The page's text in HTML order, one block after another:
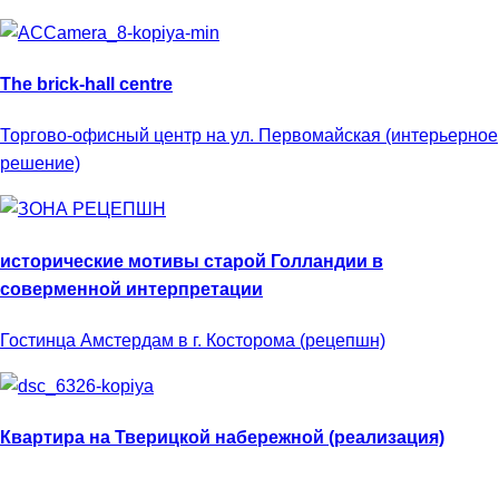
The brick-hall centre
Торгово-офисный центр на ул. Первомайская (интерьерное
решение)
исторические мотивы старой Голландии в
соверменной интерпретации
Гостинца Амстердам в г. Косторома (рецепшн)
Квартира на Тверицкой набережной (реализация)